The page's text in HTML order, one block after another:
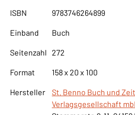
ISBN 9783746264899
Einband Buch
Seitenzahl 272
Format 158 x 20 x 100
Hersteller
St. Benno Buch und
Verlagsgesellschaft